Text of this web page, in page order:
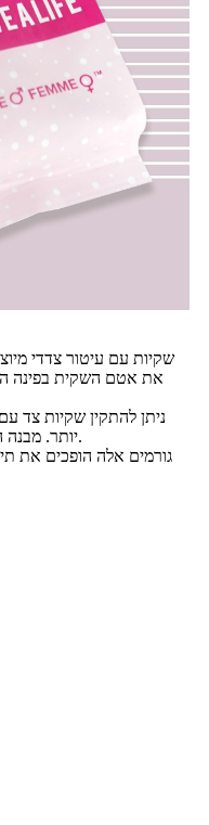
שקיות עם עיטור צדדי
את אטם השקית בפינה
ניתן להתקין שקיות צד
יותר. מבנה השקית מאפשר גם לייצר אותה כאפשרות אריזה ניתנת למחזור או לקומפוסטציה.
גורמים אלה הופכים את